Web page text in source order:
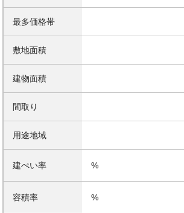
最多価格帯
敷地面積
建物面積
間取り
用途地域
建ぺい率 %
容積率 %